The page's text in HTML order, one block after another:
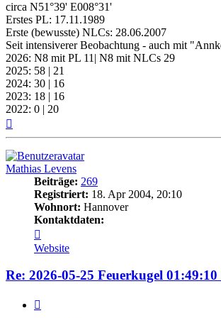
circa N51°39' E008°31'
Erstes PL: 17.11.1989
Erste (bewusste) NLCs: 28.06.2007
Seit intensiverer Beobachtung - auch mit
2026: N8 mit PL 11| N8 mit NLCs 29
2025: 58 | 21
2024: 30 | 16
2023: 18 | 16
2022: 0 | 20
Mathias Levens
Beiträge: 269
Registriert: 18. Apr 2004, 20:10
Wohnort: Hannover
Kontaktdaten:
von
Mathias
Levens
Website
Re: 2026-05-25 Feuerkugel